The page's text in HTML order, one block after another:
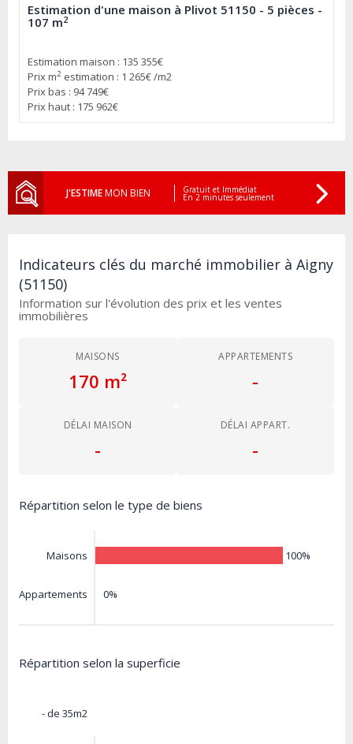
Estimation d'une maison à Plivot 51150 - 5 pièces -
107 m2
Estimation maison : 135 355€
Prix m2 estimation : 1 265€ /m2
Prix bas : 94 749€
Prix haut : 175 962€
J'ESTIMEMON BIEN Gratuit et Immédiat
En 2 minutes seulement
Indicateurs clés du marché immobilier à Aigny
(51150)
Information sur l'évolution des prix et les ventes
immobilières
MAISONS
170 m²
APPARTEMENTS
-
DÉLAI MAISON
-
DÉLAI APPART.
-
Répartition selon le type de biens
Maisons
Appartements
100%
0%
Répartition selon la superficie
- de 35m2